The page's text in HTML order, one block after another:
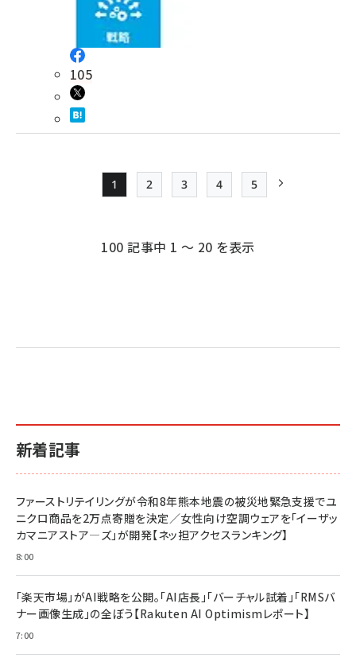
105
ジ
Page
1
Page
2
Page
3
Page
4
Page
5
100 記事中 1 ～ 20 を表示
新着記事
ファーストリテイリングが令和8年熊本地震の被災地緊急支援でユ
ニクロ商品を2万点寄贈を決定／女性向け空調ウェアを「イーザッ
カマニアストア―ズ」が開発【ネッ担アクセスランキング】
8:00
「楽天市場」がAI戦略を公開。「AI店長」「バーチャル試着」「RMSバ
ナー画像生成」の全ぼう【Rakuten AI Optimismレポート】
7:00